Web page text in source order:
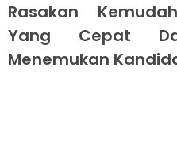
Rasakan
Yang Cepat
Menemukan